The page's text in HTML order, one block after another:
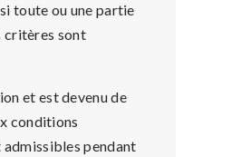
toute ou une partie
critères sont
et est devenu de
conditions
pendant